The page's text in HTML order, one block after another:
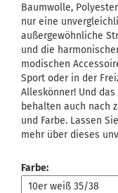
Baumwolle,
nur eine
außergewöhnliche
und die
modischen
Sport oder in der
Alleskönner! Und
behalten auch nach
und Farbe. Lassen
mehr über dieses
Farbe: